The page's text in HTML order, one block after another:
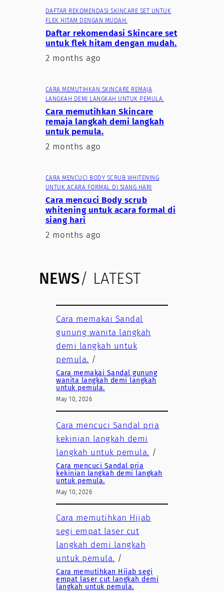
DAFTAR REKOMENDASI SKINCARE SET UNTUK
FLEK HITAM DENGAN MUDAH.
Daftar rekomendasi Skincare set
untuk flek hitam dengan mudah.
2 months ago
CARA MEMUTIHKAN SKINCARE REMAJA
LANGKAH DEMI LANGKAH UNTUK PEMULA.
Cara memutihkan Skincare
remaja langkah demi langkah
untuk pemula.
2 months ago
CARA MENCUCI BODY SCRUB WHITENING
UNTUK ACARA FORMAL DI SIANG HARI
Cara mencuci Body scrub
whitening untuk acara formal di
siang hari
2 months ago
NEWS/ LATEST
Cara memakai Sandal
gunung wanita langkah
demi langkah untuk
pemula. /
Cara memakai Sandal gunung
wanita langkah demi langkah
untuk pemula.
May 10, 2026
Cara mencuci Sandal pria
kekinian langkah demi
langkah untuk pemula. /
Cara mencuci Sandal pria
kekinian langkah demi langkah
untuk pemula.
May 10, 2026
Cara memutihkan Hijab
segi empat laser cut
langkah demi langkah
untuk pemula. /
Cara memutihkan Hijab segi
empat laser cut langkah demi
langkah untuk pemula.